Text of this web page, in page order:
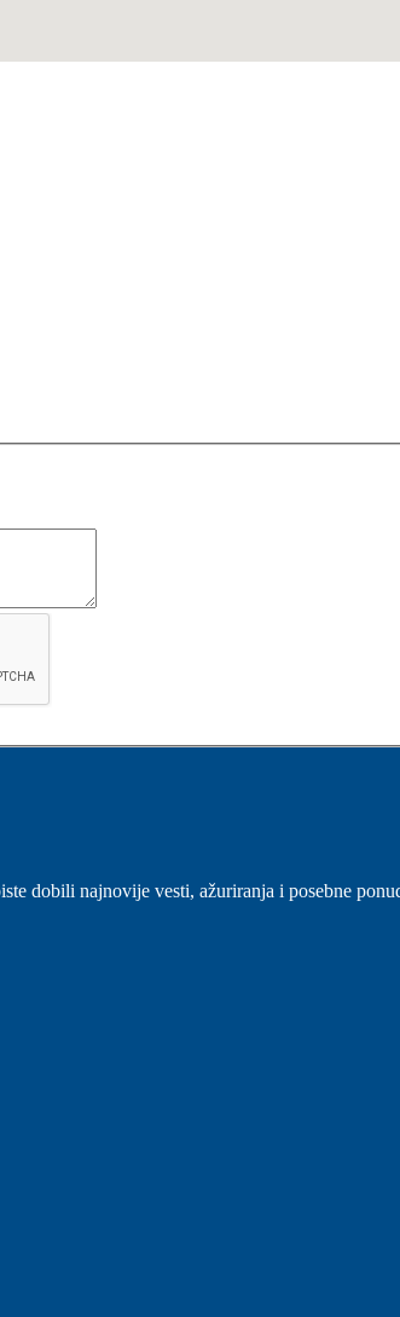
dobili najnovije vesti, ažuriranja i posebne